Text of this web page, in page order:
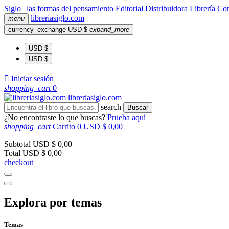
Siglo | las formas del pensamiento Editorial Distribuidora Librería
menu libreriasiglo.com
currency_exchange USD $ expand_more
USD $
USD $
 Iniciar sesión
shopping_cart 0
libreriasiglo.com
search
Buscar
¿No encontraste lo que buscas? Prueba aquí
shopping_cart Carrito 0 USD $ 0,00
Subtotal USD $ 0,00
Total USD $ 0,00
checkout
Explora por temas
Temas